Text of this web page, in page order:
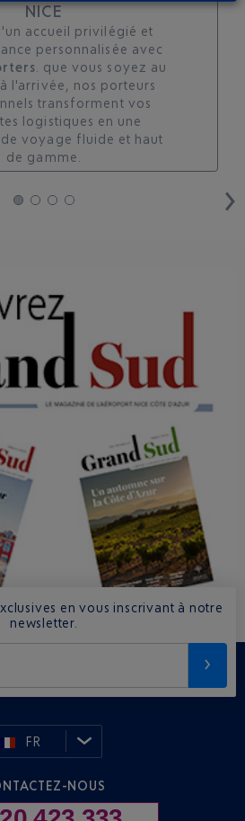
NICE
accueil privilégié et
personnalisée avec
. que vous soyez au
l'arrivée, nos porteurs
transforment vos
logistiques en une
voyage fluide et haut
de gamme.
en vous inscrivant à notre
newsletter.
FR
NOUS